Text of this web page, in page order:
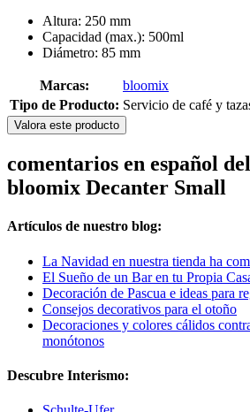
Altura: 250 mm
Capacidad (max.): 500ml
Diámetro: 85 mm
Marcas:
bloomix
Tipo de Producto: Servicio de café y
Valora este producto
comentarios en español
bloomix Decanter Small
Artículos de nuestro blog:
La Navidad en nuestra tienda ha
El Sueño de un Bar en tu Propia
Decoración de Pascua e ideas para
Consejos decorativos para el otoño
Decoraciones y colores cálidos
monótonos
Descubre Interismo: